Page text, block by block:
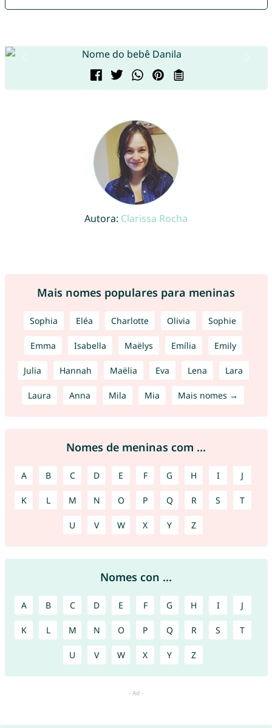
Autora: Clarissa Rocha
Mais nomes populares para meninas
Sophia Eléa Charlotte Olivia Sophie
Emma Isabella Maëlys Emília Emily
Julia Hannah Maëlia Eva Lena Lara
Laura Anna Mila Mia Mais nomes →
Nomes de meninas com ...
A B C D E F G H I J
K L M N O P Q R S T
U V W X Y Z
Nomes con ...
A B C D E F G H I J
K L M N O P Q R S T
U V W X Y Z